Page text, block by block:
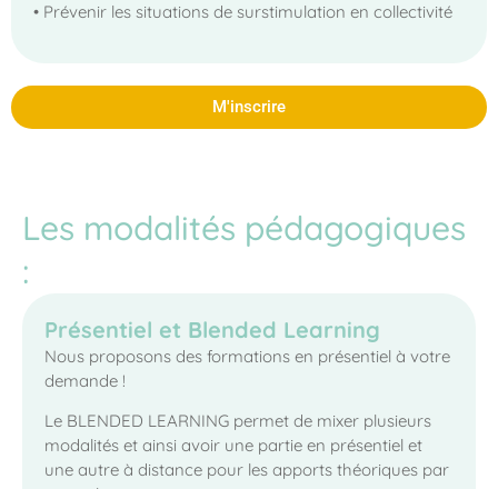
• Prévenir les situations de surstimulation en collectivité
M'inscrire
Les modalités pédagogiques
:
Présentiel et Blended Learning
Nous proposons des formations en présentiel à votre
demande !
Le BLENDED LEARNING permet de mixer plusieurs
modalités et ainsi avoir une partie en présentiel et
une autre à distance pour les apports théoriques par